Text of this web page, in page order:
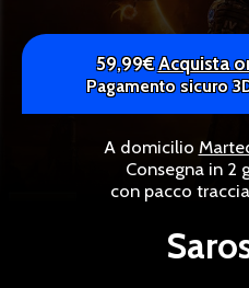
59,99€Acquista
Pagamento sicuro
A domicilio
Consegna in 2
con pacco